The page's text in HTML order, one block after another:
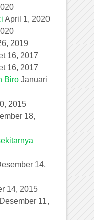
April 1, 2020
2019
16, 2017
16, 2017
Biro Januari
2015
18,
14,
14, 2015
Desember 11,